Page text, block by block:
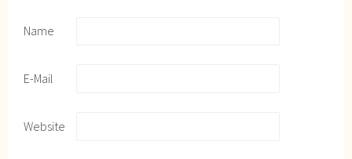
Name
E-Mail
Website